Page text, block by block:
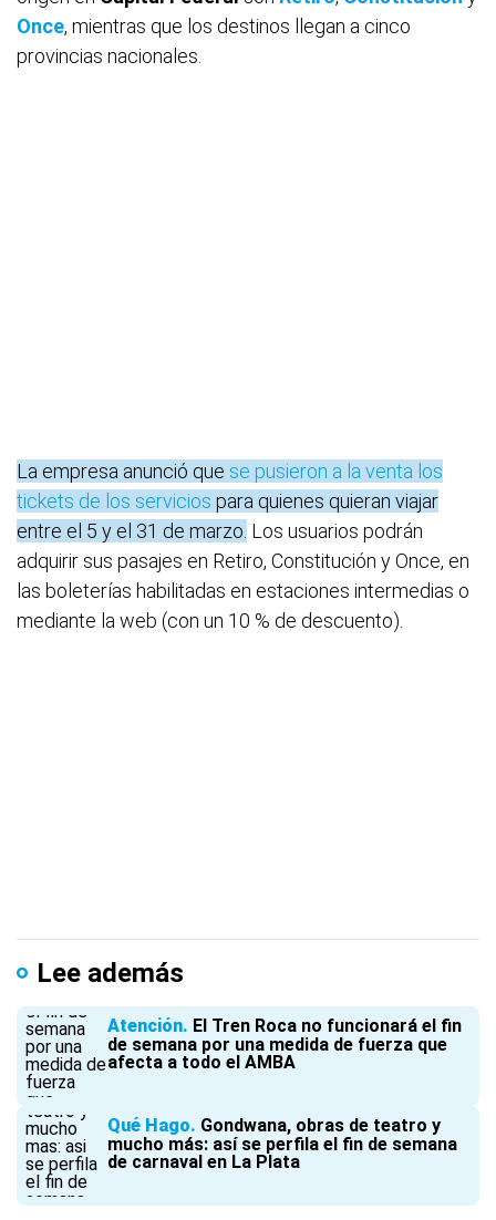
Once, mientras que los destinos llegan a cinco
provincias nacionales.
La empresa anunció que se pusieron a la venta los
tickets de los servicios para quienes quieran viajar
entre el 5 y el 31 de marzo. Los usuarios podrán
adquirir sus pasajes en Retiro, Constitución y Once, en
las boleterías habilitadas en estaciones intermedias o
mediante la web (con un 10 % de descuento).
Lee además
Atención El Tren Roca no funcionará el fin
de semana por una medida de fuerza que
afecta a todo el AMBA
Qué Hago Gondwana, obras de teatro y
mucho más: así se perfila el fin de semana
de carnaval en La Plata